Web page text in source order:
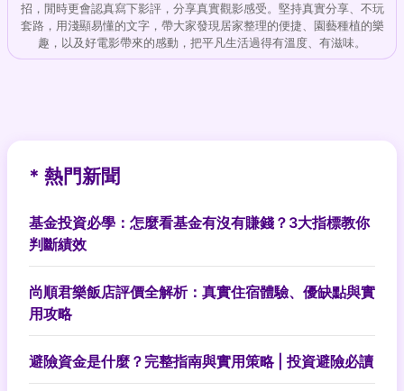
招，閒時更會認真寫下影評，分享真實觀影感受。堅持真實分享、不玩
套路，用淺顯易懂的文字，帶大家發現居家整理的便捷、園藝種植的樂
趣，以及好電影帶來的感動，把平凡生活過得有溫度、有滋味。
* 熱門新聞
基金投資必學：怎麼看基金有沒有賺錢？3大指標教你
判斷績效
尚順君樂飯店評價全解析：真實住宿體驗、優缺點與實
用攻略
避險資金是什麼？完整指南與實用策略 | 投資避險必讀